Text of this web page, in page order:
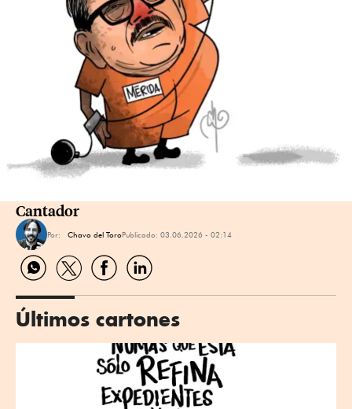
Cantador
Por: Chavo del ToroPublicado: 03.06.2026 - 02:14
CompartirCompartirCompartirCompartir
Últimos cartones